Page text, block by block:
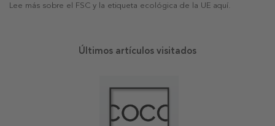
Lee más sobre el FSC y la etiqueta ecológica de la UE aquí.
Últimos artículos visitados